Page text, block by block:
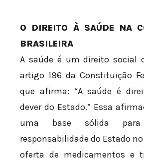
O DIREITO À SAÚDE NA
BRASILEIRA
A saúde é um direito social
artigo 196 da Constituição
que afirma: “A saúde é
dever do Estado.” Essa
uma base sólida
responsabilidade do Estado
oferta de medicamentos e